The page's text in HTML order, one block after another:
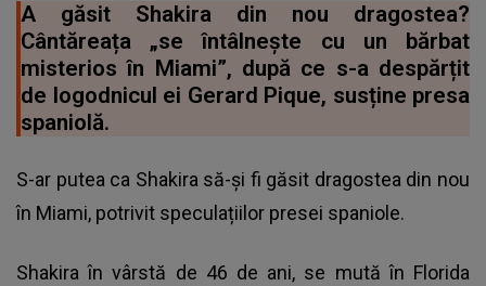
A găsit Shakira din nou dragostea?
Cântăreața „se întâlnește cu un bărbat
misterios în Miami”, după ce s-a despărțit
de logodnicul ei Gerard Pique, susține presa
spaniolă.
S-ar putea ca Shakira să-și fi găsit dragostea din nou
în Miami, potrivit speculațiilor presei spaniole.
Shakira în vârstă de 46 de ani, se mută în Florida